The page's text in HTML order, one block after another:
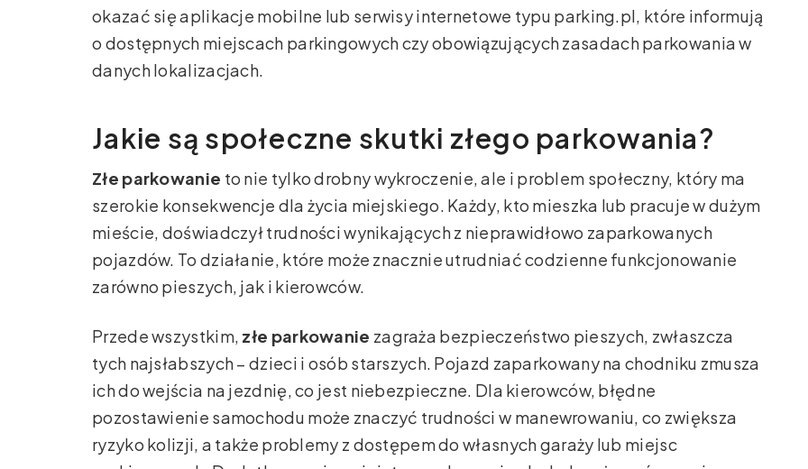
okazać się aplikacje mobilne lub serwisy internetowe typu parking.pl, które informują
o dostępnych miejscach parkingowych czy obowiązujących zasadach parkowania w
danych lokalizacjach.
Jakie są społeczne skutki złego parkowania?
Złe parkowanie to nie tylko drobny wykroczenie, ale i problem społeczny, który ma
szerokie konsekwencje dla życia miejskiego. Każdy, kto mieszka lub pracuje w dużym
mieście, doświadczył trudności wynikających z nieprawidłowo zaparkowanych
pojazdów. To działanie, które może znacznie utrudniać codzienne funkcjonowanie
zarówno pieszych, jak i kierowców.
Przede wszystkim, złe parkowanie zagraża bezpieczeństwo pieszych, zwłaszcza
tych najsłabszych – dzieci i osób starszych. Pojazd zaparkowany na chodniku zmusza
ich do wejścia na jezdnię, co jest niebezpieczne. Dla kierowców, błędne
pozostawienie samochodu może znaczyć trudności w manewrowaniu, co zwiększa
ryzyko kolizji, a także problemy z dostępem do własnych garaży lub miejsc